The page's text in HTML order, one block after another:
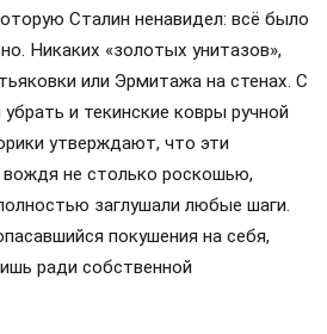
Сталин ненавидел: всё было
Никаких «золотых унитазов»,
или Эрмитажа на стенах. С
и текинские ковры ручной
утверждают, что эти
не столько роскошью,
заглушали любые шаги.
покушения на себя,
ради собственной